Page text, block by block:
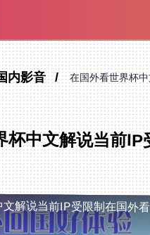
内影音 在国外看世界杯
杯中文解说当前
解说当前IP受限制在国外